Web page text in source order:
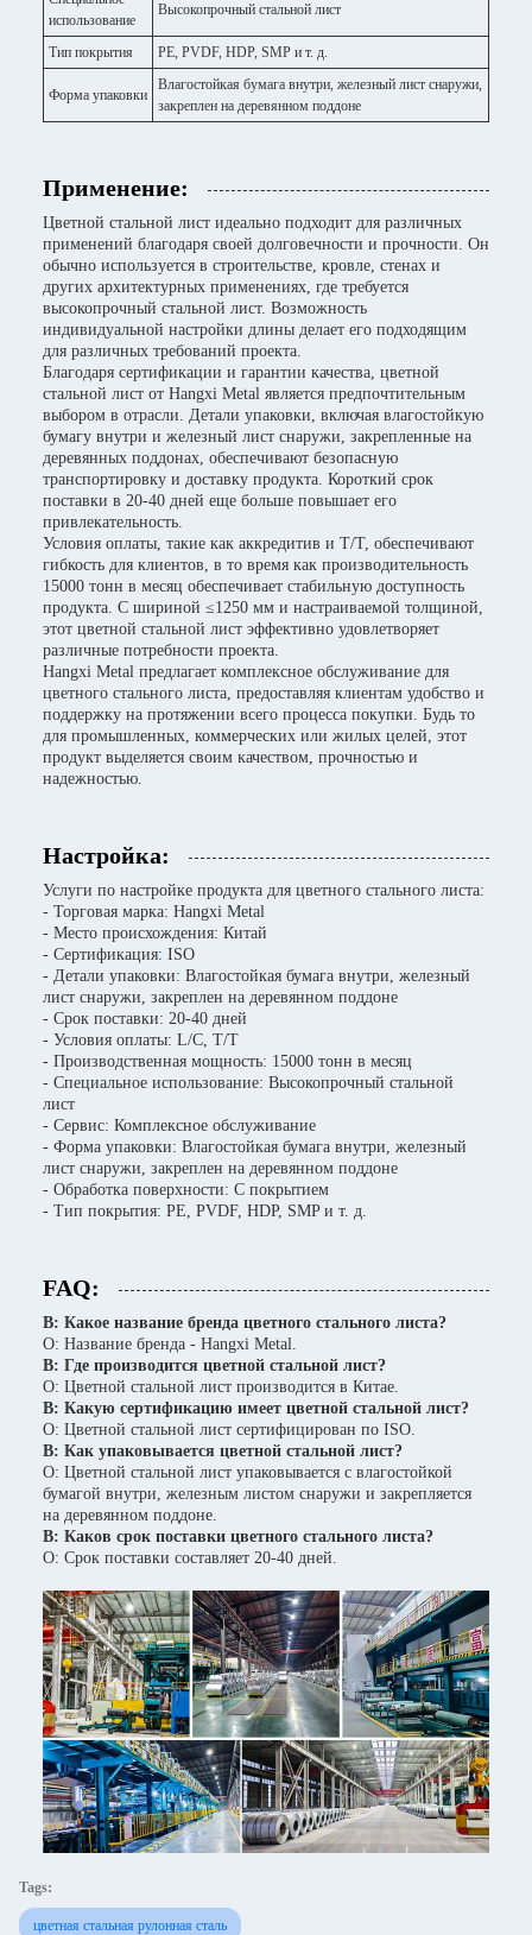
использование
Высокопрочный стальной лист
Тип покрытия PE, PVDF, HDP, SMP и т. д.
Форма упаковки
Влагостойкая бумага внутри, железный лист снаружи,
закреплен на деревянном поддоне
Применение:
Цветной стальной лист идеально подходит для различных
применений благодаря своей долговечности и прочности. Он
обычно используется в строительстве, кровле, стенах и
других архитектурных применениях, где требуется
высокопрочный стальной лист. Возможность
индивидуальной настройки длины делает его подходящим
для различных требований проекта.
Благодаря сертификации и гарантии качества, цветной
стальной лист от Hangxi Metal является предпочтительным
выбором в отрасли. Детали упаковки, включая влагостойкую
бумагу внутри и железный лист снаружи, закрепленные на
деревянных поддонах, обеспечивают безопасную
транспортировку и доставку продукта. Короткий срок
поставки в 20-40 дней еще больше повышает его
привлекательность.
Условия оплаты, такие как аккредитив и T/T, обеспечивают
гибкость для клиентов, в то время как производительность
15000 тонн в месяц обеспечивает стабильную доступность
продукта. С шириной ≤1250 мм и настраиваемой толщиной,
этот цветной стальной лист эффективно удовлетворяет
различные потребности проекта.
Hangxi Metal предлагает комплексное обслуживание для
цветного стального листа, предоставляя клиентам удобство и
поддержку на протяжении всего процесса покупки. Будь то
для промышленных, коммерческих или жилых целей, этот
продукт выделяется своим качеством, прочностью и
надежностью.
Настройка:
Услуги по настройке продукта для цветного стального листа:
- Торговая марка: Hangxi Metal
- Место происхождения: Китай
- Сертификация: ISO
- Детали упаковки: Влагостойкая бумага внутри, железный
лист снаружи, закреплен на деревянном поддоне
- Срок поставки: 20-40 дней
- Условия оплаты: L/C, T/T
- Производственная мощность: 15000 тонн в месяц
- Специальное использование: Высокопрочный стальной
лист
- Сервис: Комплексное обслуживание
- Форма упаковки: Влагостойкая бумага внутри, железный
лист снаружи, закреплен на деревянном поддоне
- Обработка поверхности: С покрытием
- Тип покрытия: PE, PVDF, HDP, SMP и т. д.
FAQ:
В: Какое название бренда цветного стального листа?
О: Название бренда - Hangxi Metal.
В: Где производится цветной стальной лист?
О: Цветной стальной лист производится в Китае.
В: Какую сертификацию имеет цветной стальной лист?
О: Цветной стальной лист сертифицирован по ISO.
В: Как упаковывается цветной стальной лист?
О: Цветной стальной лист упаковывается с влагостойкой
бумагой внутри, железным листом снаружи и закрепляется
на деревянном поддоне.
В: Каков срок поставки цветного стального листа?
О: Срок поставки составляет 20-40 дней.
Tags:
цветная стальная рулонная сталь